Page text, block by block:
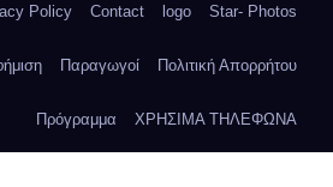
Policy Contact logo Star- Photos
Παραγωγοί Πολιτική Απορρήτου
Πρόγραμμα ΧΡΗΣΙΜΑ ΤΗΛΕΦΩΝΑ